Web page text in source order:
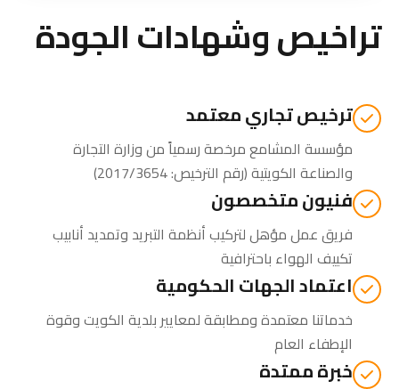
تراخيص وشهادات الجودة
ترخيص تجاري معتمد
مؤسسة المشامع مرخصة رسمياً منوزارة التجارة
والصناعة الكويتية(رقم الترخيص: 2017/3654)
فنيون متخصصون
فريق عمل مؤهل لتركيب أنظمة التبريد وتمديد أنابيب
تكييف الهواء باحترافية
اعتماد الجهات الحكومية
خدماتنا معتمدة ومطابقة لمعايير بلدية الكويت وقوة
الإطفاء العام
خبرة ممتدة